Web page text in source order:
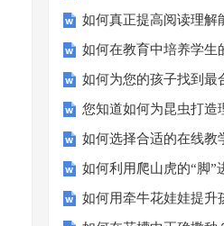
如何真正提高阅读理解
如何在教育中培养学生
如何为您的孩子找到
您知道如何为昆虫打
如何选择合适的在线教
如何利用爬山虎的“脚
如何用牵牛花娃娃提升